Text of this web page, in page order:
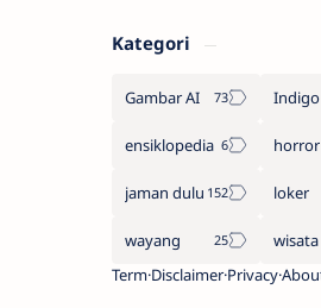
Kategori
Gambar AI Indigo
ensiklopedia horror
jaman dulu loker
wayang
wisata
Term Disclaimer Privacy